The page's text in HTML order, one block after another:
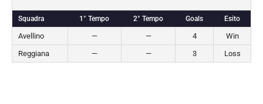
Squadra 1° Tempo 2° Tempo Goals Esito
Avellino — — 4
Win
Reggiana
— — 3 Loss